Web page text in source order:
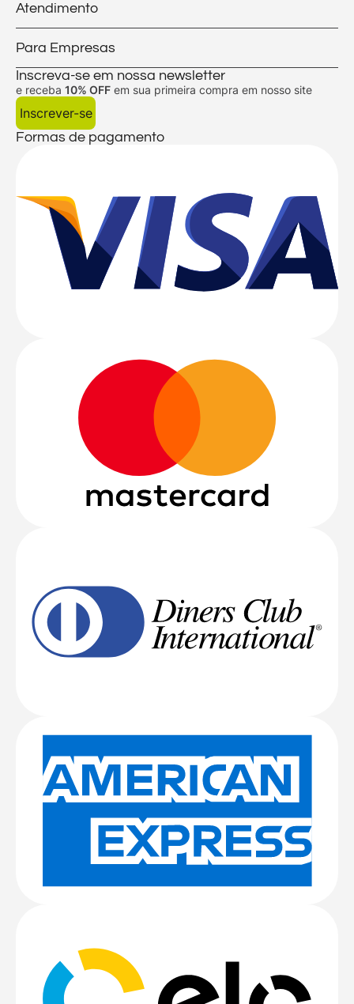
Atendimento
Para Empresas
Inscreva-se em nossa newsletter
e receba 10% OFF em sua primeira compra em nosso site
Inscrever-se
Formas de pagamento